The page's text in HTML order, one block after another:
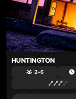
HUNTINGTON
2 – 6